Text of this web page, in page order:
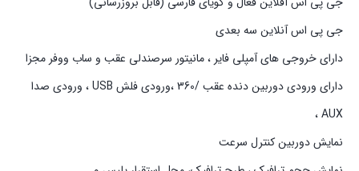
جی پی اس آنلاین سه بعدی
دارای خروجی های آمپلی فایر ، مانیتور سرصندلی عقب و ساب ووفر مجزا
دارای ورودی دوربین دنده عقب /360 ،ورودی فلش USB ، ورودی صدا
AUX ،
نمایش دوربین کنترل سرعت